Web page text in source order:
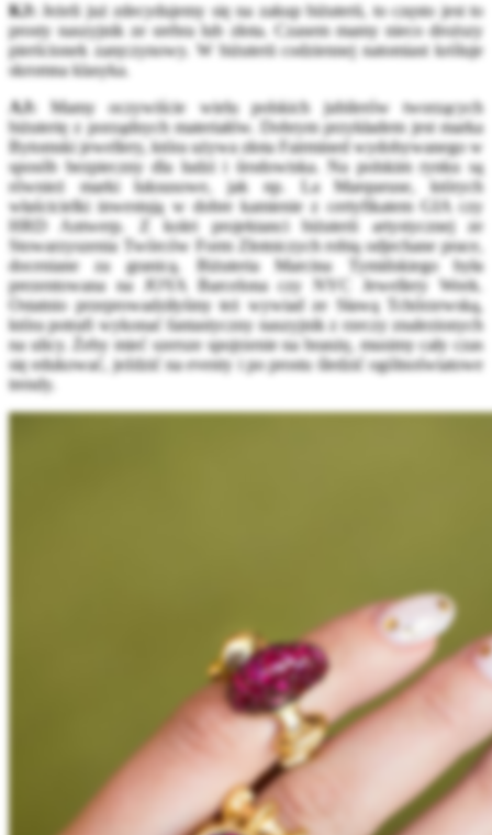
KJ: Jeżeli już zdecydujemy się na zakup biżuterii, to często jest to
prosty naszyjnik ze srebra lub złota. Czasem mamy nieco droższy
pierścionek zaręczynowy. W biżuterii codziennej natomiast króluje
skromna klasyka.
AJ:
Mamy oczywiście wielu polskich jubilerów tworzących
biżuterię z porządnych materiałów. Dobrym przykładem jest marka
Bytomski jewellery, która używa złota Fairmined wydobywanego w
sposób bezpieczny dla ludzi i środowiska. Na polskim rynku są
również marki luksusowe, jak np. La Marqueuse, których
właścicielki inwestują w dobre kamienie z certyfikatem GIA czy
HRD Antwerp. Z kolei projektanci biżuterii artystycznej ze
Stowarzyszenia Twórców Form Złotniczych robią odjechane prace,
doceniane za granicą. Biżuteria Marcina Tymińskiego była
prezentowana na JOYA Barcelona czy NYC Jewellery Week.
Ostatnio przeprowadziłyśmy też wywiad ze Sławą Tchórzewską,
która potrafi wykonać fantastyczny naszyjnik z rzeczy znalezionych
na ulicy. Żeby mieć szersze spojrzenie na branżę, musimy cały czas
się edukować, jeździć na eventy i po prostu śledzić ogólnoświatowe
trendy.